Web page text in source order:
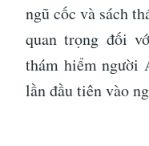
ngũ cốc và sách
quan trọng đối
thám hiểm người
lần đầu tiên vào